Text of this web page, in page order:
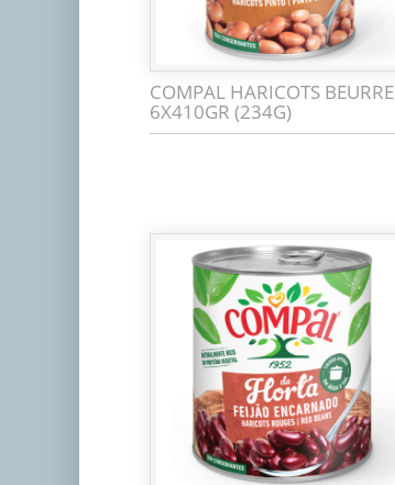
COMPAL HARICOTS BEURRE
6X410GR (234G)